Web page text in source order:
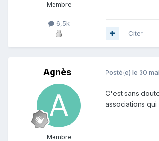
Membre
6,5k
Citer
Agnès
Membre
Posté(e) le 30
C'est sans
associations